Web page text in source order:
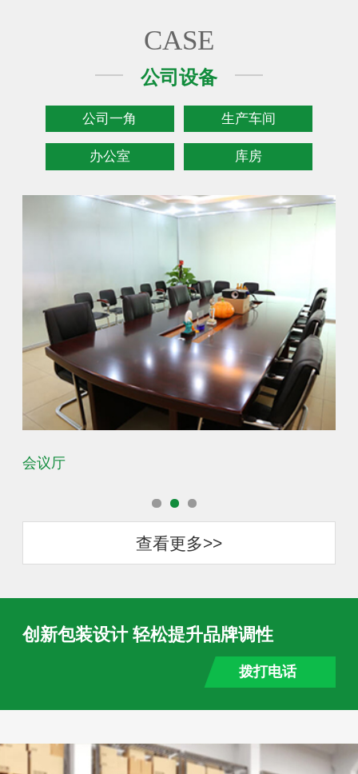
CASE
公司设备
公司一角 生产车间
办公室 库房
会议厅
查看更多>>
创新包装设计 轻松提升品牌调性
拨打电话